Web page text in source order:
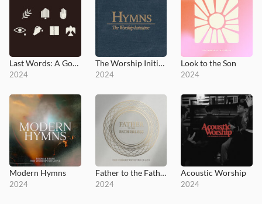
Last Words: A Good Friday Liturgy
2024
The Worship Initiative Hymns
2024
Look to the Son
2024
Modern Hymns
2024
Father to the Fatherless
2024
Acoustic Worship
2024